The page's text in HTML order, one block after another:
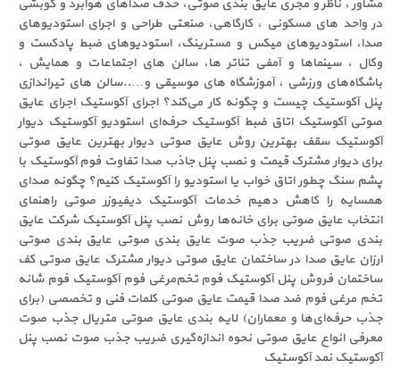
مشاور ، ناظر و مجری عایق بندی صوتی، حذف صداهای هوابرد و کوبشی
در واحد های مسکونی ، کارگاهی، صنعتی طراحی و اجرای استودیوهای
صدا، استودیوهای میکس و مسترینگ، استودیوهای ضبط پادکست و
وکال ، سینماها و آمفی تئاتر ها، سالن های اجتماعات و همایش ،
باشگاه‌های ورزشی ، آموزشگاه های موسیقی و…..سالن های تیراندازی
پنل آکوستیک چیست و چگونه کار می‌کند؟ اجرای آکوستیک اجرای عایق
صوتی آکوستیک اتاق ضبط آکوستیک حرفه‌ای استودیو آکوستیک دیوار
آکوستیک سقف بهترین روش عایق صوتی دیوار بهترین عایق صوتی
برای دیوار مشترک قیمت و نصب پنل جاذب صدا تفاوت فوم آکوستیک با
پشم سنگ چطور اتاق خواب یا استودیو را آکوستیک کنیم؟ چگونه صدای
همسایه را کاهش دهیم خدمات آکوستیک دیفیوزر صوتی راهنمای
انتخاب عایق صوتی برای خانه‌ها روش نصب پنل آکوستیک شرکت عایق
بندی صوتی ضریب جذب صوت عایق بندی صوتی عایق بندی صوتی
ارزان عایق صدا در ساختمان عایق صوتی دیوار مشترک عایق صوتی کف
ساختمان فروش پنل آکوستیک فوم تخم‌مرغی فوم آکوستیک فوم شانه
تخم مرغی فوم ضد صدا قیمت عایق صوتی کلمات فنی و تخصصی (برای
جذب حرفه‌ای‌ها و معماران) لایه‌ بندی عایق صوتی متریال جذب صوت
معرفی انواع عایق صوتی نحوه اندازه‌گیری ضریب جذب صوت نصب پنل
آکوستیک نمد آکوستیک